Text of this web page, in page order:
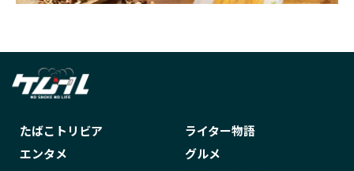
たばこトリビア
ライター物語
エンタメ
グルメ